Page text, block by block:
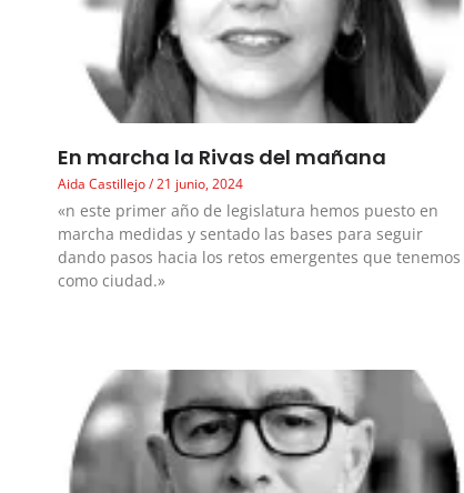
En marcha la Rivas del mañana
Aida Castillejo 21 junio, 2024
«n este primer año de legislatura hemos puesto en
marcha medidas y sentado las bases para seguir
dando pasos hacia los retos emergentes que tenemos
como ciudad.»